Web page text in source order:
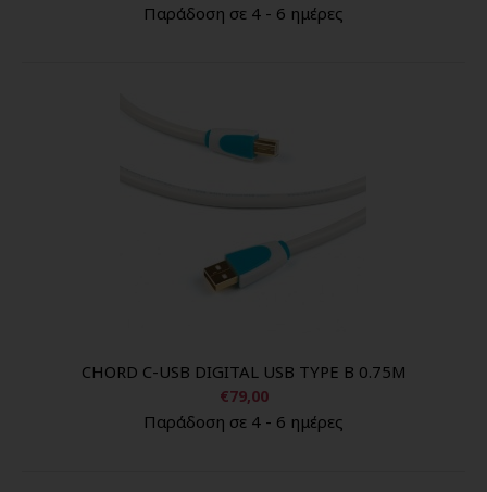
Παράδοση σε 4 - 6 ημέρες
CHORD C-USB DIGITAL USB TYPE B 0.75M
€79,00
Παράδοση σε 4 - 6 ημέρες